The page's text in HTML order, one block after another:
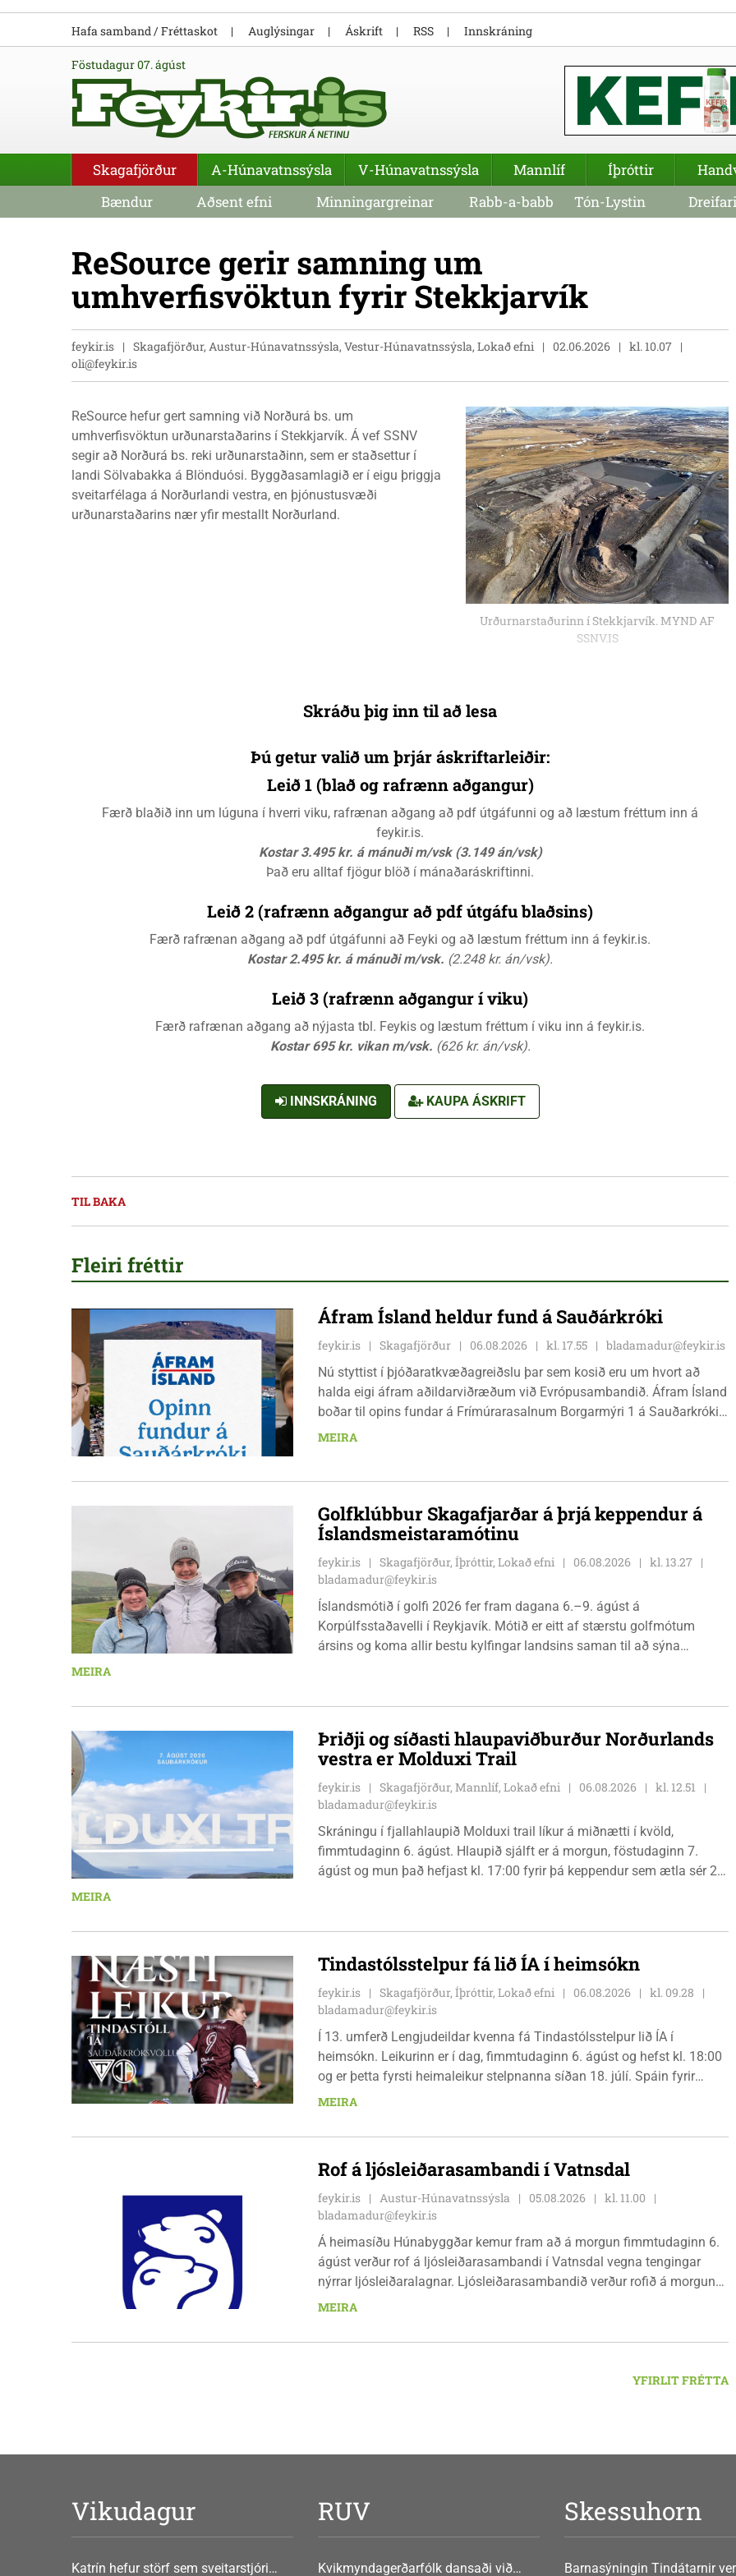
föstudagur 07. ágúst
ReSource gerir samning um
umhverfisvöktun fyrir Stekkjarvík
feykir.is Skagafjörður, Austur-Húnavatnssýsla, Vestur-Húnavatnssýsla, Lokað efni 02.06.2026
kl. 10.07
oli@feykir.is
Urðurnarstaðurinn í Stekkjarvík. MYND AF
SSNV.IS
ReSource hefur gert samning við Norðurá bs. um
umhverfisvöktun urðunarstaðarins í Stekkjarvík. Á vef SSNV
segir að Norðurá bs. reki urðunarstaðinn, sem er staðsettur í
landi Sölvabakka á Blönduósi. Byggðasamlagið er í eigu þriggja
sveitarfélaga á Norðurlandi vestra, en þjónustusvæði
urðunarstaðarins nær yfir mestallt Norðurland.
Skráðu þig inn til að lesa
Þú getur valið um þrjár áskriftarleiðir:
Leið 1 (blað og rafrænn aðgangur)
Færð blaðið inn um lúguna í hverri viku, rafrænan aðgang að pdf útgáfunni og að læstum fréttum inn á
feykir.is.
Kostar 3.495 kr. á mánuði m/vsk (3.149 án/vsk)
Það eru alltaf fjögur blöð í mánaðaráskriftinni.
Leið 2 (rafrænn aðgangur að pdf útgáfu blaðsins)
Færð rafrænan aðgang að pdf útgáfunni að Feyki og að læstum fréttum inn á feykir.is.
Kostar 2.495 kr. á mánuði m/vsk. (2.248 kr. án/vsk).
Leið 3 (rafrænn aðgangur í viku)
Færð rafrænan aðgang að nýjasta tbl. Feykis og læstum fréttum í viku inn á feykir.is.
Kostar 695 kr. vikan m/vsk. (626 kr. án/vsk).
INNSKRÁNING KAUPA ÁSKRIFT
TIL BAKA
Fleiri fréttir
Áfram Ísland heldur fund á Sauðárkróki
feykir.is Skagafjörður 06.08.2026 kl. 17.55
bladamadur@feykir.is
Nú styttist í þjóðaratkvæðagreiðslu þar sem kosið eru um hvort að
halda eigi áfram aðildarviðræðum við Evrópusambandið. Áfram Ísland
boðar til opins fundar á Frímúrarasalnum Borgarmýri 1 á Sauðarkróki,
laugardaginn 8. ágúst kl. 17:30. Fundurinn er öllum opinn en skráning
MEIRA
Golfklúbbur Skagafjarðar á þrjá keppendur á
Íslandsmeistaramótinu
feykir.is Skagafjörður, Íþróttir, Lokað efni 06.08.2026
kl. 13.27
bladamadur@feykir.is
Íslandsmótið í golfi 2026 fer fram dagana 6.–9. ágúst á
Korpúlfsstaðavelli í Reykjavík. Mótið er eitt af stærstu golfmótum
ársins og koma allir bestu kylfingar landsins saman til að sýna
nýkrýndur klúbbmeistari GSS, og Unu Karen Guðmundsdóttur.
MEIRA
Þriðji og síðasti hlaupaviðburður Norðurlands
vestra er Molduxi Trail
feykir.is Skagafjörður, Mannlíf, Lokað efni 06.08.2026
kl. 12.51
bladamadur@feykir.is
Skráningu í fjallahlaupið Molduxi trail líkur á miðnætti í kvöld,
fimmtudaginn 6. ágúst. Hlaupið sjálft er á morgun, föstudaginn 7.
ágúst og mun það hefjast kl. 17:00 fyrir þá keppendur sem ætla sér 20
bæjarbúar og aðrir gestir eru hvött til þess að kíkja við og styðja
MEIRA
Tindastólsstelpur fá lið ÍA í heimsókn
feykir.is Skagafjörður, Íþróttir, Lokað efni 06.08.2026
kl. 09.28
bladamadur@feykir.is
Í 13. umferð Lengjudeildar kvenna fá Tindastólsstelpur lið ÍA í
heimsókn. Leikurinn er í dag, fimmtudaginn 6. ágúst og hefst kl. 18:00
og er þetta fyrsti heimaleikur stelpnanna síðan 18. júlí. Spáin fyrir
leikinn er fín, lítil háttar rigning og tíu gráðu hiti, þannig að það er um
MEIRA
Rof á ljósleiðarasambandi í Vatnsdal
feykir.is Austur-Húnavatnssýsla 05.08.2026
kl. 11.00
bladamadur@feykir.is
Á heimasíðu Húnabyggðar kemur fram að á morgun fimmtudaginn 6.
ágúst verður rof á ljósleiðarasambandi í Vatnsdal vegna tengingar
nýrrar ljósleiðaralagnar. Ljósleiðarasambandið verður rofið á morgun
fimmtudag klukkan 9:00 í vestanverðum Vatnsdal.
MEIRA
YFIRLIT FRÉTTA
Hafa samband / Fréttaskot Auglýsingar Áskrift RSS Innskráning
Skagafjörður A-Húnavatnssýsla V-Húnavatnssýsla Mannlíf Íþróttir
Bændur
Aðsent efni Minningargreinar Rabb-a-babb Tón-Lystin
Vikudagur
Katrín hefur störf sem sveitarstjóri
RUV
Kvikmyndagerðarfólk dansaði við
Skessuhorn
Barnasýningin Tindátarnir